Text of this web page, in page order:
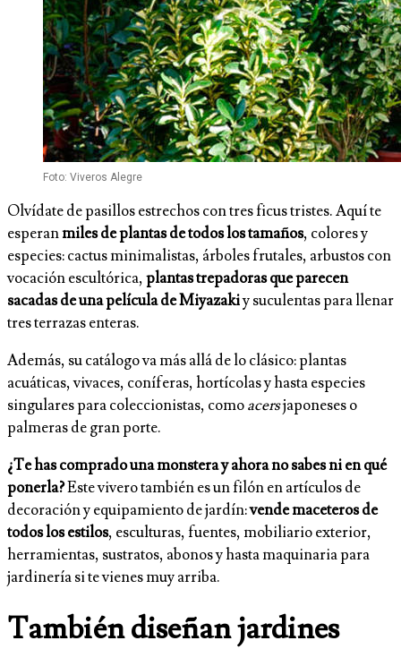
Foto: Viveros Alegre
Olvídate de pasillos estrechos con tres ficus tristes. Aquí te
esperanmiles de plantas de todos los tamaños, colores y
especies: cactus minimalistas, árboles frutales, arbustos con
vocación escultórica,plantas trepadoras que parecen
sacadas de una película de Miyazakiy suculentas para llenar
tres terrazas enteras.
Además, su catálogo va más allá de lo clásico: plantas
acuáticas, vivaces, coníferas, hortícolas y hasta especies
singulares para coleccionistas, comoacersjaponeses o
palmeras de gran porte.
¿Te has comprado una monstera y ahora no sabes ni en qué
ponerla?Este vivero también es un filón en artículos de
decoración y equipamiento de jardín:vende maceteros de
todos los estilos, esculturas, fuentes, mobiliario exterior,
herramientas, sustratos, abonos y hasta maquinaria para
jardinería si te vienes muy arriba.
También diseñan jardines